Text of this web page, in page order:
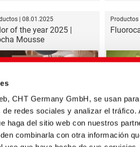
CHT Germany GmbH, se usan
redes sociales y analizar el tráfico.
haga del sitio web con nuestros
combinarla con otra información
| 08.01.2025
of the year 2025 |
Mousse
based on the Bezema Colour
rage
CHT
agenda